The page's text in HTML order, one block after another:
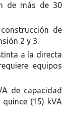
de más de 30
de
2 y 3.
a la directa
equipos
de capacidad
(15) kVA